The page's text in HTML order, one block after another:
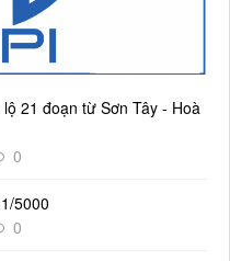
2024/NQ-HĐND ngày
phố.
21 đoạn từ Sơn Tây - Hoà
0
5000
0